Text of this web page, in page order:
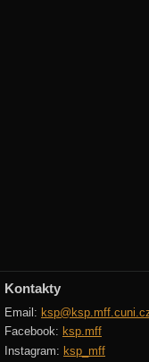
Kontakty
Email:
Facebook: ksp.mff
Instagram: ksp_mff